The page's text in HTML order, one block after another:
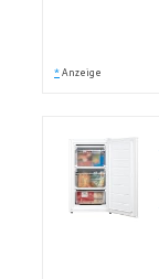
* Anzeige